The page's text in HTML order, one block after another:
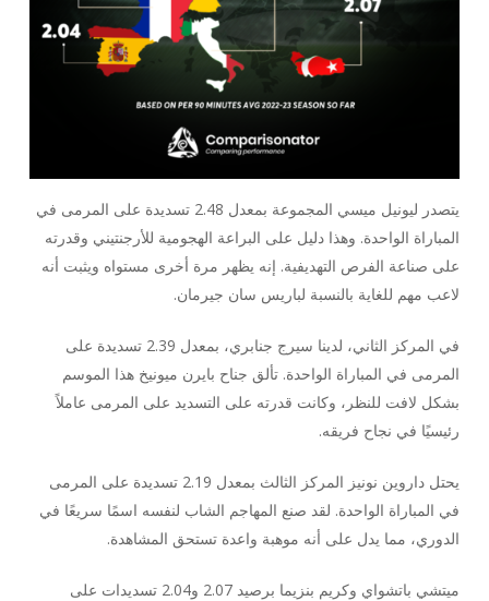
يتصدر ليونيل ميسي المجموعة بمعدل 2.48 تسديدة على المرمى في
المباراة الواحدة. وهذا دليل على البراعة الهجومية للأرجنتيني وقدرته
على صناعة الفرص التهديفية. إنه يظهر مرة أخرى مستواه ويثبت أنه
لاعب مهم للغاية بالنسبة لباريس سان جيرمان.
في المركز الثاني، لدينا سيرج جنابري، بمعدل 2.39 تسديدة على
المرمى في المباراة الواحدة. تألق جناح بايرن ميونيخ هذا الموسم
بشكل لافت للنظر، وكانت قدرته على التسديد على المرمى عاملاً
رئيسيًا في نجاح فريقه.
يحتل داروين نونيز المركز الثالث بمعدل 2.19 تسديدة على المرمى
في المباراة الواحدة. لقد صنع المهاجم الشاب لنفسه اسمًا سريعًا في
الدوري، مما يدل على أنه موهبة واعدة تستحق المشاهدة.
ميتشي باتشواي وكريم بنزيما برصيد 2.07 و2.04 تسديدات على